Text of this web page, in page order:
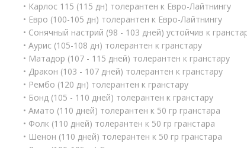
• Карлос 115 (115 дн) толерантен к Евро-Лайтнингу
• Евро (100-105 дн) толерантен к Евро-Лайтнингу
• Сонячный настрий (98 - 103 дней) устойчив к
• Аурис (105-108 дн) толерантен к гранстару
• Матадор (107 - 115 дней) толерантен к гранстару
• Дракон (103 - 107 дней) толерантен к гранстару
• Рембо (120 дн) толерантен к гранстару
• Бонд (105 - 110 дней) толерантен к гранстару
• Амато (110 дней) толерантен к 50 гр гранстара
• Фолк (110 дней) толерантен к 50 гр гранстара
• Шенон (110 дней) толерантен к 50 гр гранстара